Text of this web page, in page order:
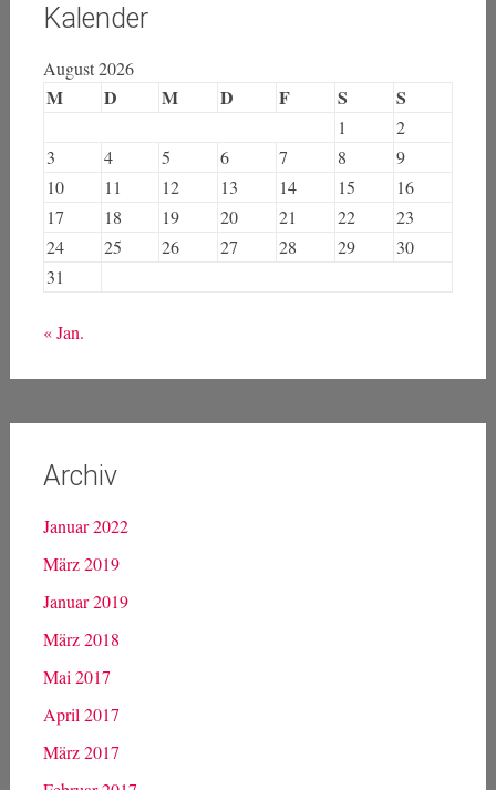
Kalender
August 2026
M D M D F S S
1
2
3
4 5 6 7 8
9
10
11 12 13 14 15
16
17
18 19 20 21 22
23
24
25 26 27 28 29
30
31
« Jan.
Archiv
Januar 2022
März 2019
Januar 2019
März 2018
Mai 2017
April 2017
März 2017